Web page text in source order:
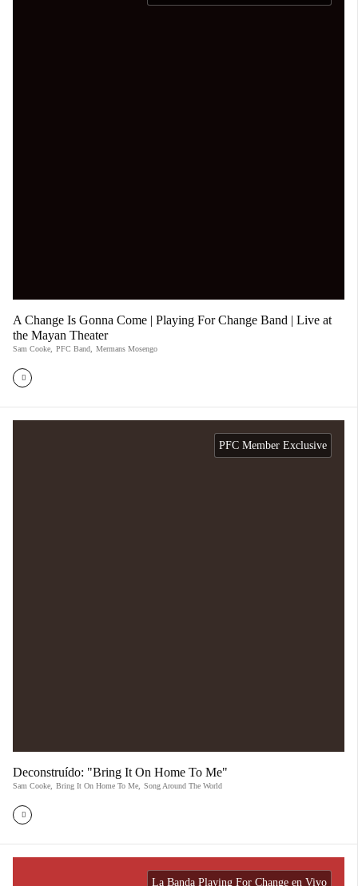
A Change Is Gonna Come | Playing For Change Band | Live at
the Mayan Theater
Sam Cooke PFC Band Mermans Mosengo
PFC Member Exclusive
Deconstruído: "Bring It On Home To Me"
Sam Cooke Bring It On Home To Me Song Around The World
La Banda Playing For Change en Vivo